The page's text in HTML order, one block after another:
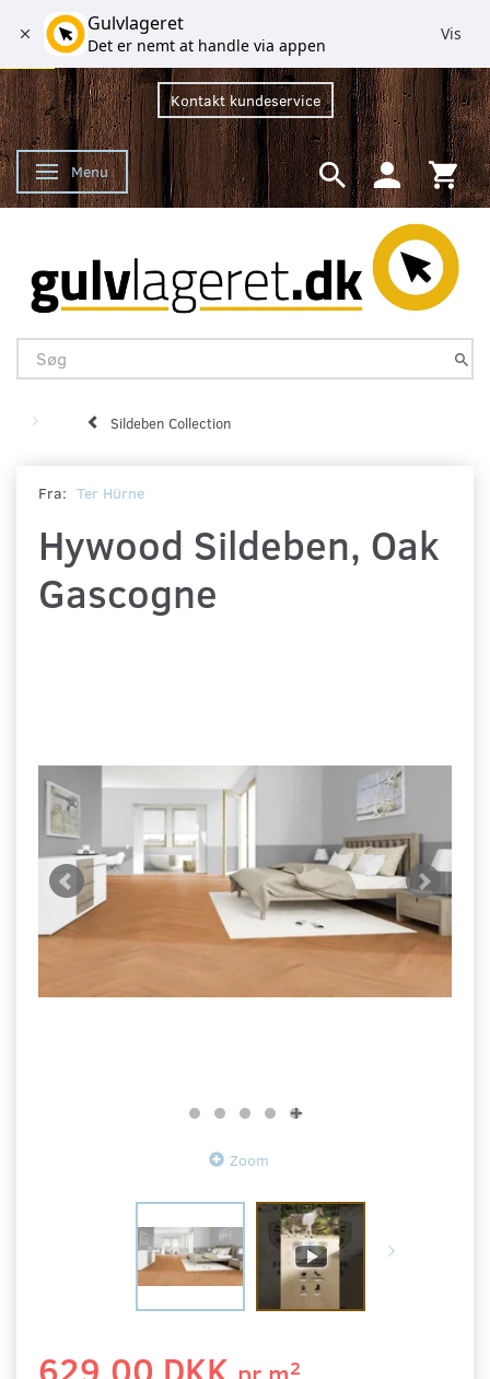
Kontakt kundeservice
Skifte navigation
Menu
Sildeben Collection
Fra: Ter Hürne
Hywood Sildeben, Oak
Gascogne
Zoom
629,00 DKK 2
Gulvlageret
Det er nemt at handle via appen
Vis